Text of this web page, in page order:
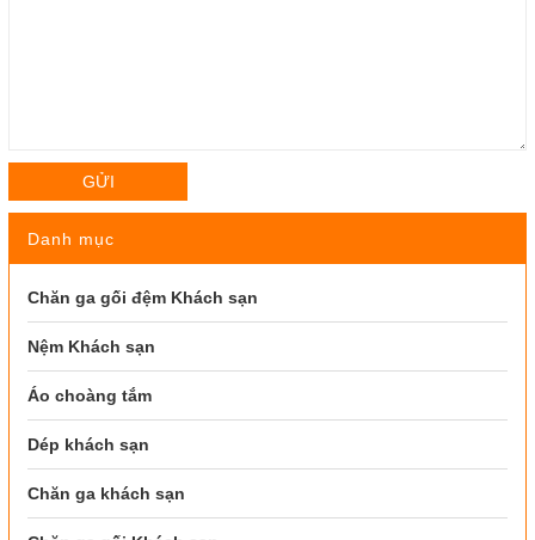
GỬI
Danh mục
Chăn ga gối đệm Khách sạn
Nệm Khách sạn
Áo choàng tắm
Dép khách sạn
Chăn ga khách sạn